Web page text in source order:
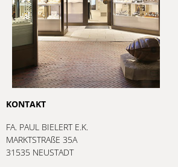
KONTAKT
FA. PAUL BIELERT E.K.
MARKTSTRAßE 35A
31535 NEUSTADT